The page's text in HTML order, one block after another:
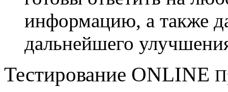
информацию, а также
дальнейшего
Тестирование ONLINE